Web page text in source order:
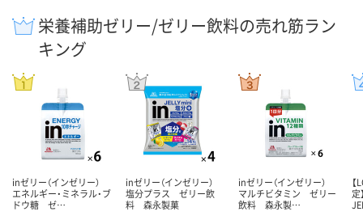
栄養補助ゼリー/ゼリー飲料の売れ筋ラン
キング
inゼリー（インゼリー）
エネルギー・ミネラル・ブ
ドウ糖 ゼ…
inゼリー（インゼリー）
塩分プラス ゼリー飲
料 森永製菓
inゼリー（インゼリー）
マルチビタミン ゼリー
飲料 森永製…